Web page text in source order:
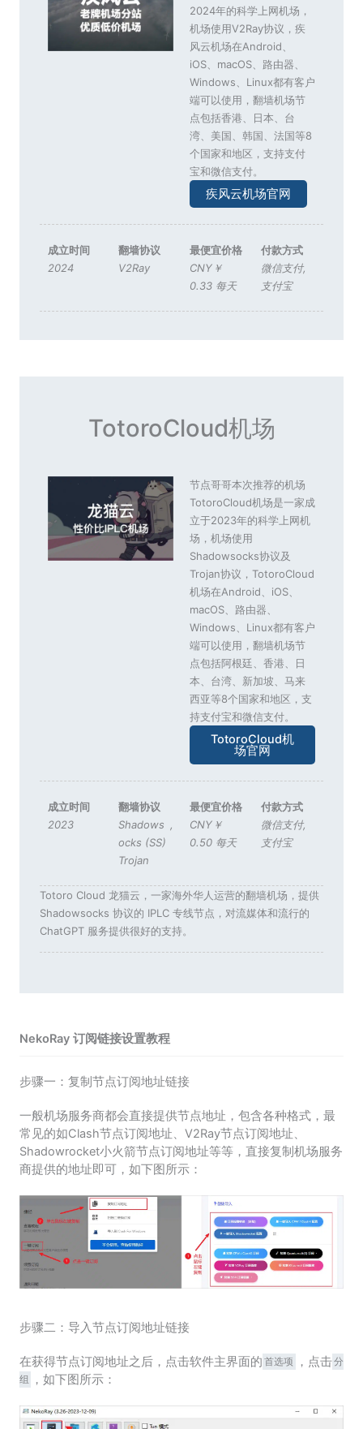
2024年的科学上网机场，
机场使用V2Ray协议，疾
风云机场在Android、
iOS、macOS、路由器、
Windows、Linux都有客户
端可以使用，翻墙机场节
点包括香港、日本、台
湾、美国、韩国、法国等8
个国家和地区，支持支付
宝和微信支付。
疾风云机场官网
成立时间
2024
翻墙协议
V2Ray
最便宜价格
CNY￥
0.33 每天
付款方式
微信支付,
支付宝
TotoroCloud机场
节点哥哥本次推荐的机场
TotoroCloud机场是一家成
立于2023年的科学上网机
场，机场使用
Shadowsocks协议及
Trojan协议，TotoroCloud
机场在Android、iOS、
macOS、路由器、
Windows、Linux都有客户
端可以使用，翻墙机场节
点包括阿根廷、香港、日
本、台湾、新加坡、马来
西亚等8个国家和地区，支
持支付宝和微信支付。
TotoroCloud机
场官网
成立时间
2023
翻墙协议
Shadows
ocks (SS)
,
Trojan
最便宜价格
CNY￥
0.50 每天
付款方式
微信支付,
支付宝
Totoro Cloud 龙猫云，一家海外华人运营的翻墙机场，提供
Shadowsocks 协议的 IPLC 专线节点，对流媒体和流行的
ChatGPT 服务提供很好的支持。
NekoRay 订阅链接设置教程
步骤一：复制节点订阅地址链接
一般机场服务商都会直接提供节点地址，包含各种格式，最
常见的如Clash节点订阅地址、V2Ray节点订阅地址、
Shadowrocket小火箭节点订阅地址等等，直接复制机场服务
商提供的地址即可，如下图所示：
步骤二：导入节点订阅地址链接
在获得节点订阅地址之后，点击软件主界面的 首选项 ，点击分
组
，如下图所示：